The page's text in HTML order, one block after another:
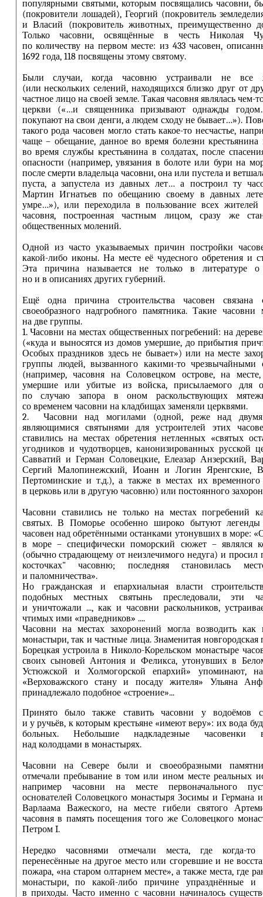
популярными святыми, которым посвящались часовни,
(покровители лошадей), Георгий (покровитель
и Власий (покровитель животных, преимущественно
Только часовни, освящённые в честь Николая
по количеству на первом месте: из 433 часовен,
1692 года, 118 посвящены этому святому.
Были случаи, когда часовню устраивали не все
(или нескольких селений, находящихся близко друг от
частное лицо на своей земле. Такая часовня являлась чем-
церкви («…и священника призывают однажды
покупают на свои денги, а людем сходу не бывает…»).
такого рода часовен могло стать какое-то несчастье,
чаще – обещание, данное во время болезни крестьянина
во время службы крестьянина в солдатах, после
опасности (например, увязания в болоте или бури на
после смерти владельца часовни, она или пустела и
пуста, а запустела из давных лет… а построил ту
Мартин Игнатьев по обещанию своему в давных
умре…»), или переходила в пользование всех жителей
часовня, построенная частным лицом, сразу же
общественных молений.
Одной из часто указываемых причин постройки
какой-либо иконы. На месте её чудесного обретения и
Эта причина называется не только в литературе о
но и в описаниях других губерний.
Ещё одна причина строительства часовен
своеобразного надгробного памятника. Такие часовни
на две группы.
1. Часовни на местах общественных погребений: на
(«куда и выносятся из домов умершие, до прибытия
Особых праздников здесь не бывает») или на месте
группы людей, вызванного какими-то чрезвычайными
(например, часовня на Соловецком острове, на
умершие или убитые из войска, присылаемого для
по случаю запора в оном раскольствующих
со временем часовни на кладбищах заменяли церквями.
2. Часовни над могилами (одной, реже над двумя
являющимися святынями для устроителей этих
ставились на местах обретения нетленных «святых
угодников и чудотворцев, канонизированных русской
Савватий и Герман Соловецкие, Елеазар Анзерский,
Сергий Малопинежский, Иоанн и Логин Яренгские,
Пертоминские и т.д.), а также в местах их временного
в церковь или в другую часовню) или постоянного
Часовни ставились не только на местах погребений
святых. В Поморье особенно широко бытуют легенды
часовен над обретёнными останками утонувших в море:
в море – специфически поморский сюжет – являлся
(обычно страдающему от неизлечимого недуга) и просил
косточках" часовню; последняя становилась
и паломничества».
Но гражданская и епархиальная власти
подобных местных святынь преследовали, эти
и уничтожали ..., как и часовни раскольников,
чтимых ими «праведников» ....
Часовни на местах захоронений могла возводить как
монастыри, так и частные лица. Знаменитая
Борецкая устроила в Николо-Корельском монастыре
своих сыновей Антония и Феликса, утонувших в
Устюжской и Холмогорской епархий» упоминают,
«Верховажского стану и посаду жителя» Ульяна
принадлежало подобное «строение»...
Принято было также ставить часовни у водоёмов
и у ручьёв, к которым крестьяне «имеют веру»: их вода
больных. Небольшие надкладезные часовенки
над колодцами в монастырях.
Часовни на Севере были и своеобразными
отмечали пребывание в том или ином месте реальных
например часовни на месте первоначального
основателей Соловецкого монастыря Зосимы и Германа
Варлаама Важеского, на месте гибели святого
часовня в память посещения того же Соловецкого
Петром I.
Нередко часовнями отмечали места, где когда-то
перенесённые на другое место или сгоревшие и не
пожара, «на старом олтарнем месте», а также места, где
монастыри, по какой-либо причине упразднённые и
в приходы. Часто именно с часовни начиналось